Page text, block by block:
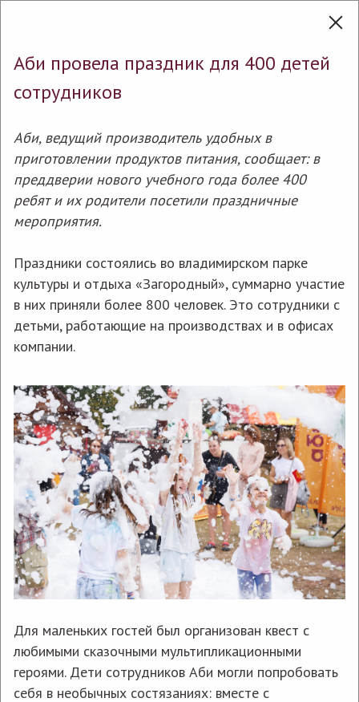
Пресс-центр
Пресс-служба
Телефон
+7 (4922) 52-99-99
E-mail
pr@abi.ru
информация пресс-службы Аби предназначена
исключительно для представителей СМИ.
Коммерческие предложения и любые другие
виды запросов не будут приняты к
рассмотрению. Пожалуйста, обращайтесь в
Главный офис.
Пресс-служба
Медиа
Фильтр по дате
Все бренды
Аби провела праздник для 400 детей
сотрудников
Аби, ведущий производитель удобных в
приготовлении продуктов питания, сообщает: в
преддверии нового учебного года более 400
ребят и их родители посетили праздничные
мероприятия.
Праздники состоялись во владимирском парке
культуры и отдыха «Загородный», суммарно участие
в них приняли более 800 человек. Это сотрудники с
детьми, работающие на производствах и в офисах
компании.
Для маленьких гостей был организован квест с
любимыми сказочными мультипликационными
героями. Дети сотрудников Аби могли попробовать
себя в необычных состязаниях: вместе с